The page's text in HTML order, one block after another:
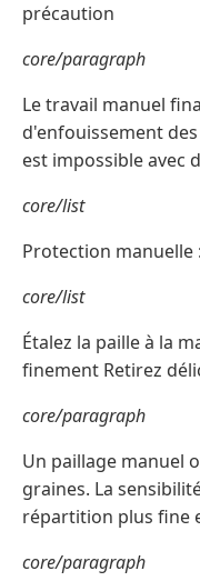
précaution
core/paragraph
Le travail manuel
d'enfouissement
est impossible avec
core/list
Protection manuelle :
core/list
Étalez la paille à la
finement Retirez
core/paragraph
Un paillage manuel
graines. La
répartition plus fine
core/paragraph